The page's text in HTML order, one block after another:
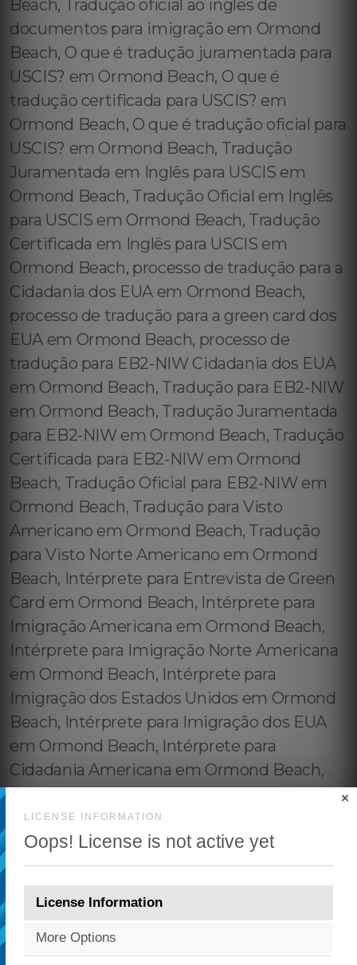
LICENSE INFORMATION
Oops! License is not active yet
×
License Information
More Options